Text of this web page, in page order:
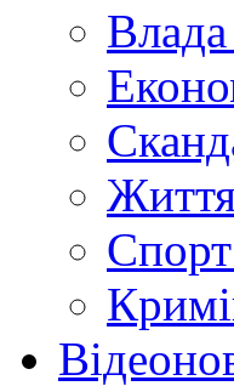
Влада
Життя
Спорт